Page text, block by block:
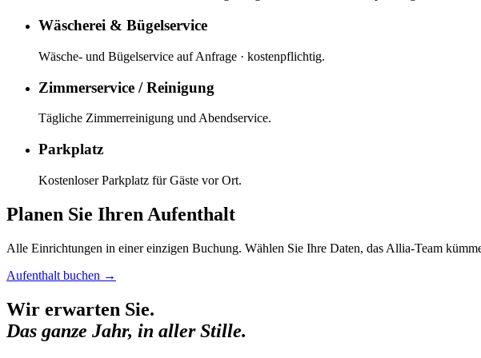
Wäscherei & Bügelservice
Wäsche- und Bügelservice auf Anfrage · kostenpflichtig.
Zimmerservice / Reinigung
Tägliche Zimmerreinigung und Abendservice.
Parkplatz
Kostenloser Parkplatz für Gäste vor Ort.
Planen Sie Ihren Aufenthalt
Alle Einrichtungen in einer einzigen Buchung. Wählen Sie Ihre Daten, das Allia-Team
Aufenthalt buchen →
Wir erwarten Sie.
Das ganze Jahr, in aller Stille.